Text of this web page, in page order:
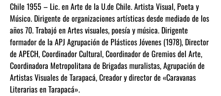
Chile 1955 – Lic. en Arte de la U.de Chile. Artista Visual, Poeta y
Músico. Dirigente de organizaciones artísticas desde mediado de los
años 70. Trabajó en Artes visuales, poesía y música. Dirigente
formador de la APJ Agrupación de Plásticos Jóvenes (1978), Director
de APECH, Coordinador Cultural, Coordinador de Gremios del Arte,
Coordinadora Metropolitana de Brigadas muralistas, Agrupación de
Artistas Visuales de Tarapacá, Creador y director de «Caravanas
Literarias en Tarapacá».